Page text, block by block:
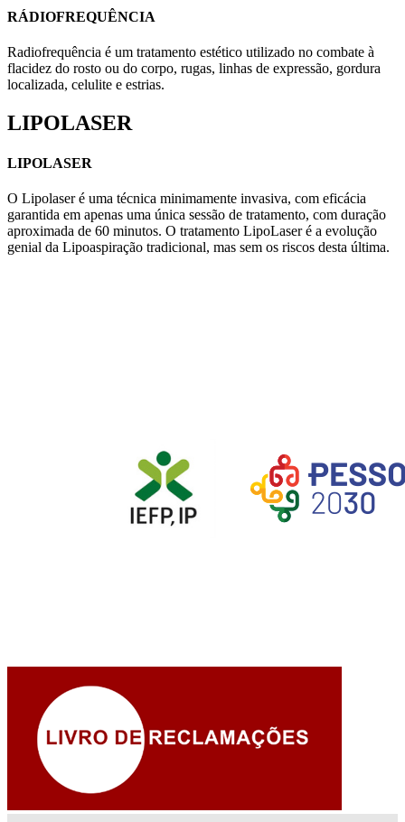
RÁDIOFREQUÊNCIA
Radiofrequência é um tratamento estético utilizado no combate à
flacidez do rosto ou do corpo, rugas, linhas de expressão, gordura
localizada, celulite e estrias.
LIPOLASER
LIPOLASER
O Lipolaser é uma técnica minimamente invasiva, com eficácia
garantida em apenas uma única sessão de tratamento, com duração
aproximada de 60 minutos. O tratamento LipoLaser é a evolução
genial da Lipoaspiração tradicional, mas sem os riscos desta última.